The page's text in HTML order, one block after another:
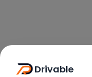
Drivable